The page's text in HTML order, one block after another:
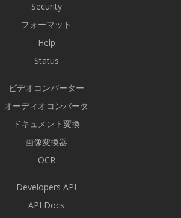
Security
フォーマット
Help
Status
ビデオコンバーター
オーディオコンバータ
ドキュメント変換
画像変換器
OCR
Developers API
API Docs